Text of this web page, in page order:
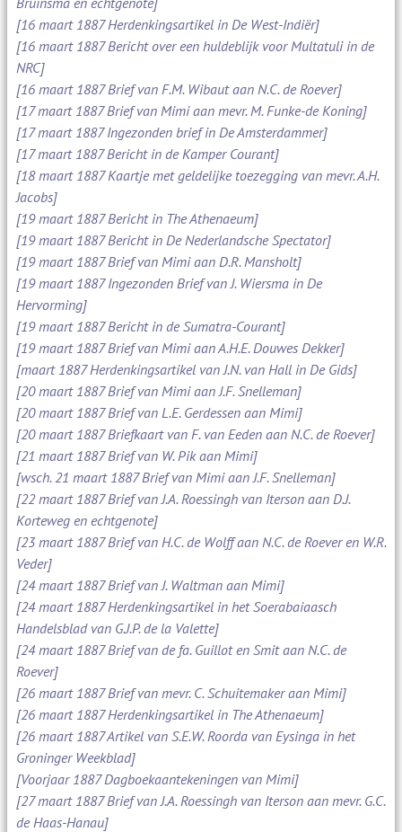
[16 maart 1887 Herdenkingsartikel in De West-Indiër]
[16 maart 1887 Bericht over een huldeblijk voor Multatuli in de
NRC]
[16 maart 1887 Brief van F.M. Wibaut aan N.C. de Roever]
[17 maart 1887 Brief van Mimi aan mevr. M. Funke-de Koning]
[17 maart 1887 Ingezonden brief in De Amsterdammer]
[17 maart 1887 Bericht in de Kamper Courant]
[18 maart 1887 Kaartje met geldelijke toezegging van mevr. A.H.
Jacobs]
[19 maart 1887 Bericht in The Athenaeum]
[19 maart 1887 Bericht in De Nederlandsche Spectator]
[19 maart 1887 Brief van Mimi aan D.R. Mansholt]
[19 maart 1887 Ingezonden Brief van J. Wiersma in De
Hervorming]
[19 maart 1887 Bericht in de Sumatra-Courant]
[19 maart 1887 Brief van Mimi aan A.H.E. Douwes Dekker]
[maart 1887 Herdenkingsartikel van J.N. van Hall in De Gids]
[20 maart 1887 Brief van Mimi aan J.F. Snelleman]
[20 maart 1887 Brief van L.E. Gerdessen aan Mimi]
[20 maart 1887 Briefkaart van F. van Eeden aan N.C. de Roever]
[21 maart 1887 Brief van W. Pik aan Mimi]
[wsch. 21 maart 1887 Brief van Mimi aan J.F. Snelleman]
[22 maart 1887 Brief van J.A. Roessingh van Iterson aan D.J.
Korteweg en echtgenote]
[23 maart 1887 Brief van H.C. de Wolff aan N.C. de Roever en W.R.
Veder]
[24 maart 1887 Brief van J. Waltman aan Mimi]
[24 maart 1887 Herdenkingsartikel in het Soerabaiaasch
Handelsblad van G.J.P. de la Valette]
[24 maart 1887 Brief van de fa. Guillot en Smit aan N.C. de
Roever]
[26 maart 1887 Brief van mevr. C. Schuitemaker aan Mimi]
[26 maart 1887 Herdenkingsartikel in The Athenaeum]
[26 maart 1887 Artikel van S.E.W. Roorda van Eysinga in het
Groninger Weekblad]
[Voorjaar 1887 Dagboekaantekeningen van Mimi]
[27 maart 1887 Brief van J.A. Roessingh van Iterson aan mevr. G.C.
de Haas-Hanau]